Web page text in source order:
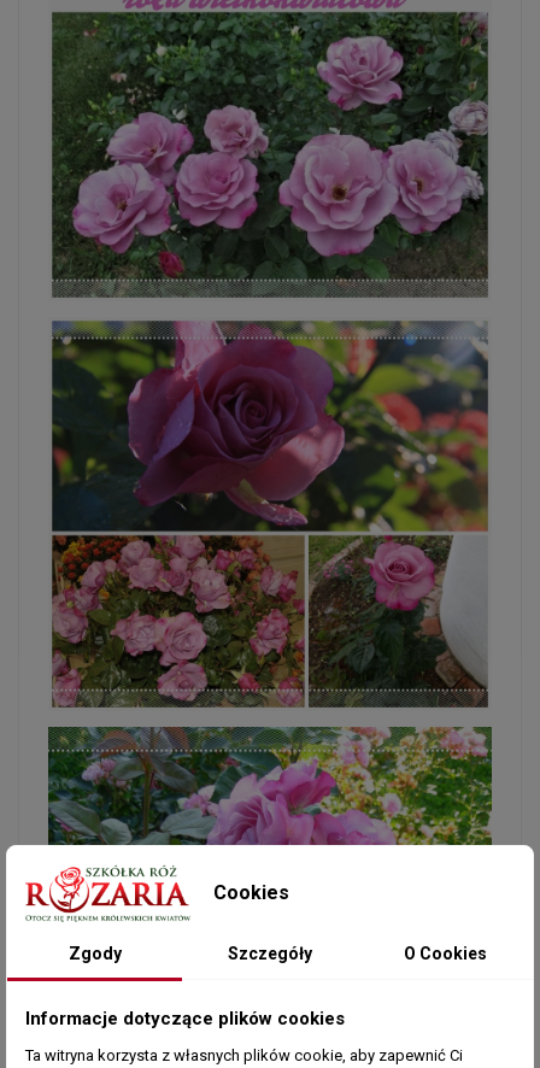
Cookies
Zgody Szczegóły O Cookies
Informacje dotyczące plików cookies
Ta witryna korzysta z własnych plików cookie, aby zapewnić Ci